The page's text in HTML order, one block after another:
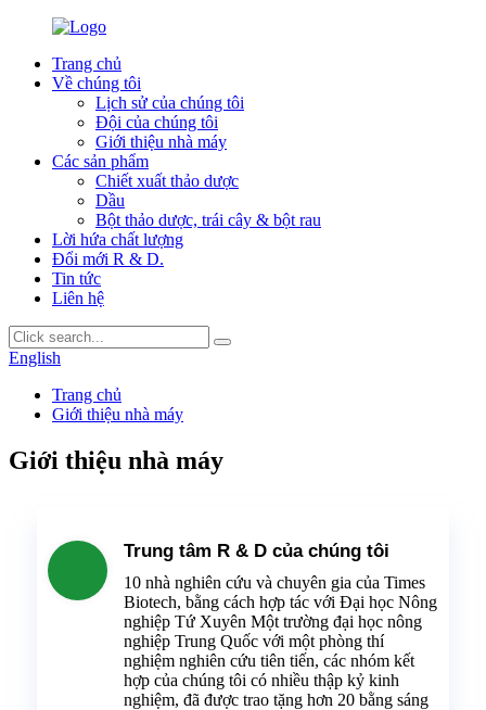
Trang chủ
Về chúng tôi
Lịch sử của chúng tôi
Đội của chúng tôi
Giới thiệu nhà máy
Các sản phẩm
Chiết xuất thảo dược
Dầu
Bột thảo dược, trái cây & bột rau
Lời hứa chất lượng
Đổi mới R & D.
Tin tức
Liên hệ
English
Trang chủ
Giới thiệu nhà máy
Giới thiệu nhà máy
Trung tâm R & D của chúng tôi
10 nhà nghiên cứu và chuyên gia của Times
Biotech, bằng cách hợp tác với Đại học Nông
nghiệp Tứ Xuyên Một trường đại học nông
nghiệp Trung Quốc với một phòng thí
nghiệm nghiên cứu tiên tiến, các nhóm kết
hợp của chúng tôi có nhiều thập kỷ kinh
nghiệm, đã được trao tặng hơn 20 bằng sáng